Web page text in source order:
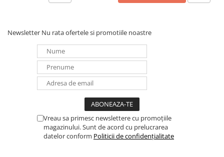
Newsletter Nu rata ofertele si promotiile noastre
Vreau sa primesc newslettere cu promoțiile
magazinului. Sunt de acord cu prelucrarea
datelor conform Politicii de confidențialitate